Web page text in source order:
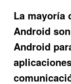
La mayoría
Android
Android